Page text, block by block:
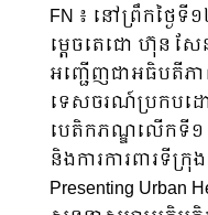
FN ៖ នៅព្រឹកថ្ងៃទី
ម្តេចតេជោ ហ៊ុន សែ
អញ្ជើញជាអធិបតីភា
ទេសចរណ៍ប្រកបដោ
បេតិកភណ្ឌលើកទី១
និងការការពារទីក្រុ
Presenting Urban